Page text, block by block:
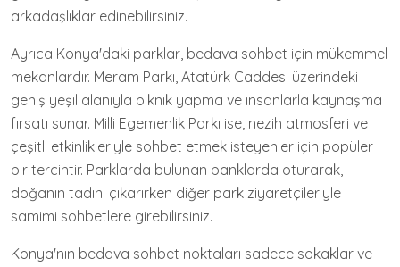
arkadaşlıklar edinebilirsiniz.
Ayrıca Konya'daki parklar, bedava sohbet için mükemmel
mekanlardır. Meram Parkı, Atatürk Caddesi üzerindeki
geniş yeşil alanıyla piknik yapma ve insanlarla kaynaşma
fırsatı sunar. Milli Egemenlik Parkı ise, nezih atmosferi ve
çeşitli etkinlikleriyle sohbet etmek isteyenler için popüler
bir tercihtir. Parklarda bulunan banklarda oturarak,
doğanın tadını çıkarırken diğer park ziyaretçileriyle
samimi sohbetlere girebilirsiniz.
Konya'nın bedava sohbet noktaları sadece sokaklar ve